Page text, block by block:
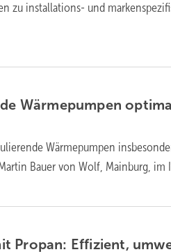
zu installations- und
Wärmepumpen
Wärmepumpen
Bauer von Wolf, Mainburg, im
Propan: Effizient,